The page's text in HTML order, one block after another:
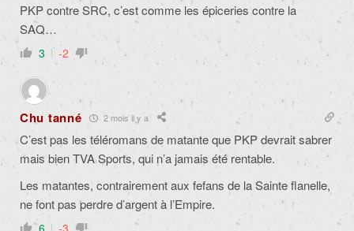
PKP contre SRC, c’est comme les épiceries contre la
SAQ…
3 -2
Chu tanné 2 mois il y a
C’est pas les téléromans de matante que PKP devrait sabrer
mais bien TVA Sports, qui n’a jamais été rentable.
Les matantes, contrairement aux fefans de la Sainte flanelle,
ne font pas perdre d’argent à l’Empire.